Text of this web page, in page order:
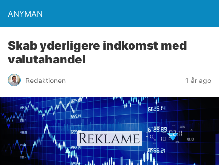
ANYMAN
Skab yderligere indkomst med
valutahandel
Redaktionen 1 år ago